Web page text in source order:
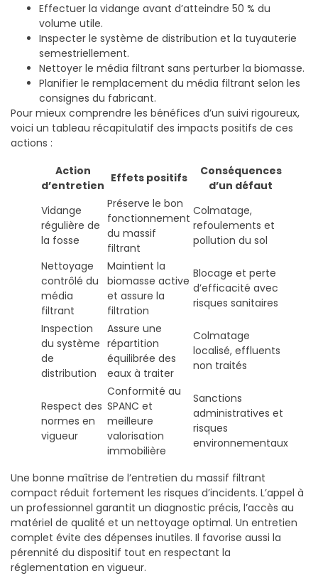
Effectuer la vidange avant d’atteindre 50 % du
volume utile.
Inspecter le système de distribution et la tuyauterie
semestriellement.
Nettoyer le média filtrant sans perturber la biomasse.
Planifier le remplacement du média filtrant selon les
consignes du fabricant.
Pour mieux comprendre les bénéfices d’un suivi rigoureux,
voici un tableau récapitulatif des impacts positifs de ces
actions :
Action
d’entretien
Effets positifs
Conséquences
d’un défaut
Vidange
régulière de
la fosse
Préserve le bon
fonctionnement
du massif
filtrant
Colmatage,
refoulements et
pollution du sol
Nettoyage
contrôlé du
média
filtrant
Maintient la
biomasse active
et assure la
filtration
Blocage et perte
d’efficacité avec
risques sanitaires
Inspection
du système
de
distribution
Assure une
répartition
équilibrée des
eaux à traiter
Colmatage
localisé, effluents
non traités
Respect des
normes en
vigueur
Conformité au
SPANC et
meilleure
valorisation
immobilière
Sanctions
administratives et
risques
environnementaux
Une bonne maîtrise de l’entretien du massif filtrant
compact réduit fortement les risques d’incidents. L’appel à
un professionnel garantit un diagnostic précis, l’accès au
matériel de qualité et un nettoyage optimal. Un entretien
complet évite des dépenses inutiles. Il favorise aussi la
pérennité du dispositif tout en respectant la
réglementation en vigueur.